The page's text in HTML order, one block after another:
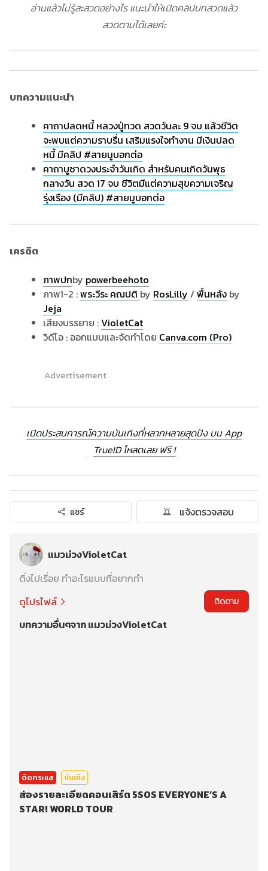
อ่านแล้วไม่รู้สะสวดอย่างไร แนะนำให้เปิดคลิปบทสวดแล้ว
สวดตามได้เลยค่ะ
บทความแนะนำ
คาถาปลดหนี้ หลวงปู่ทวด สวดวันละ 9 จบ แล้วชีวิต
จะพบแต่ความราบรื่น เสริมแรงใจทำงาน มีเงินปลด
หนี้ มีคลิป #สายมูบอกต่อ
คาถาบูชาดวงประจำวันเกิด สำหรับคนเกิดวันพุธ
กลางวัน สวด 17 จบ ชีวิตมีแต่ความสุขความเจริญ
รุ่งเรือง (มีคลิป) #สายมูบอกต่อ
เครดิต
ภาพปกby powerbeehoto
ภาพ1-2 :พระวีระ คณปติ by RosLilly / พื้นหลัง by
Jeja
เสียงบรรยาย :VioletCat
วิดีโอ : ออกแบบและจัดทำโดย Canva.com (Pro)
Advertisement
เปิดประสบการณ์ความบันเทิงที่หลากหลายสุดปัง บน App
TrueID โหลดเลย ฟรี !
แชร์ แจ้งตรวจสอบ
แมวม่วงVioletCat
ติ่งไปเรื่อย ทำอะไรแบบที่อยากทำ
ดูโปรไฟล์
ติดตาม
บทความอื่นๆจาก แมวม่วงVioletCat
ติดกระแส บันเทิง
ส่องรายละเอียดคอนเสิร์ต 5SOS EVERYONE’S A
STAR! WORLD TOUR